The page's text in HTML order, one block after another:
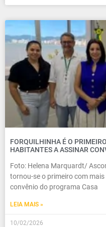
FORQUILHINHA É O
HABITANTES A ASSINAR
Foto: Helena Marquardt/
tornou-se o primeiro com
convênio do programa Casa
LEIA MAIS »
10/02/2026